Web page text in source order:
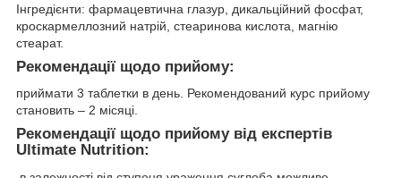
Інгредієнти: фармацевтична глазур, дикальційний фосфат,
кроскармеллозний натрій, стеаринова кислота, магнію
стеарат.
Рекомендації щодо прийому:
приймати 3 таблетки в день. Рекомендований курс прийому
становить – 2 місяці.
Рекомендації щодо прийому від експертів
Ultimate Nutrition: